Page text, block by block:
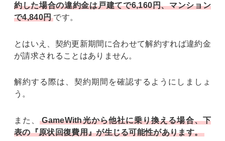
約した場合の違約金は戸建てで6,160円、マンション
で4,840円 です。
とはいえ、契約更新期間に合わせて解約すれば違約金
が請求されることはありません。
解約する際は、契約期間を確認するようにしましょ
う。
また、 GameWith光から他社に乗り換える場合、下
表の『原状回復費用』が生じる可能性があります。